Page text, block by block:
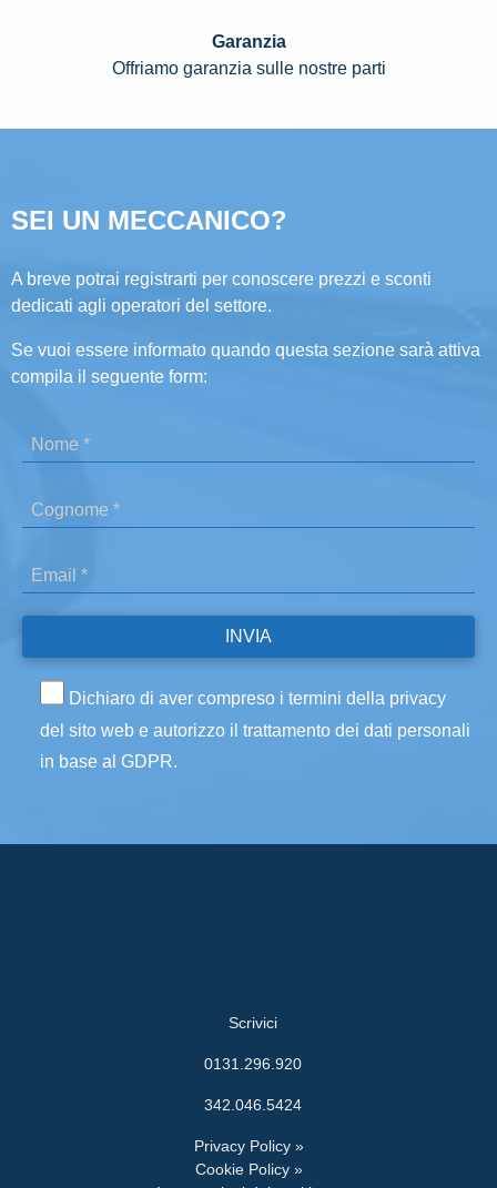
Garanzia
Offriamo garanzia sulle nostre parti
SEI UN MECCANICO?
A breve potrai registrarti per conoscere prezzi e sconti
dedicati agli operatori del settore.
Se vuoi essere informato quando questa sezione sarà attiva
compila il seguente form:
Dichiaro di aver compreso i termini della privacy
del sito web e autorizzo il trattamento dei dati personali
in base al GDPR.
Scrivici
0131.296.920
342.046.5424
Privacy Policy »
Cookie Policy »